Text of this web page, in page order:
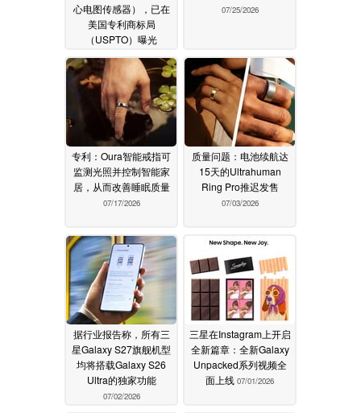
心电图传感器），已在
美国专利商标局
（USPTO）曝光
07/31/2026
07/25/2026
专利：Oura智能戒指可
监测光照并控制智能家
居，从而改善睡眠质量
07/17/2026
质量问题：电池续航达
15天的Ultrahuman
Ring Pro推迟发售
07/03/2026
据行业报告称，所有三
星Galaxy S27旗舰机型
均将搭载Galaxy S26
Ultra的独家功能
07/02/2026
三星在Instagram上开启
全新篇章：全新Galaxy
Unpacked系列视频全
面上线 07/01/2026